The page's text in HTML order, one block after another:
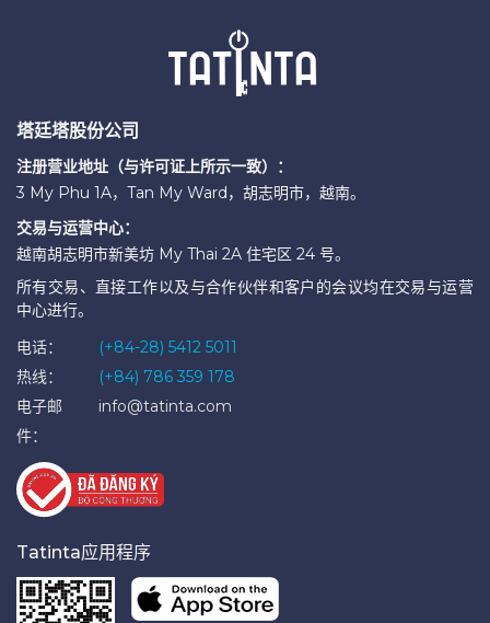
塔廷塔股份公司
注册营业地址（与许可证上所示一致）：
3 My Phu 1A，Tan My Ward，胡志明市，越南。
交易与运营中心：
越南胡志明市新美坊 My Thai 2A 住宅区 24 号。
所有交易、直接工作以及与合作伙伴和客户的会议均在交易与运营
中心进行。
电话：
(+84-28) 5412 5011
热线：
(+84) 786 359 178
电子邮
件：
info@tatinta.com
Tatinta应用程序